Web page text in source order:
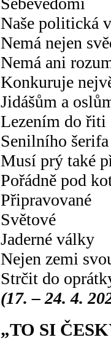
Naše politická
Nemá nejen
Nemá ani
Konkuruje
Jidášům a
Lezením do řiti
Senilního
Musí prý také
Pořádně pod
Připravované
Světové
Jaderné války
Nejen zemi
Strčit do
(17. – 24. 4.
„TO SI